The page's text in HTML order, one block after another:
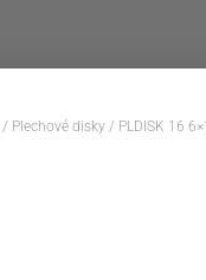
/ Plechové disky / PLDISK 16